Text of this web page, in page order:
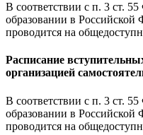
В соответствии с п. 3 ст.
образовании в
проводится на
Расписание
организацией
В соответствии с п. 3 ст.
образовании в
проводится на